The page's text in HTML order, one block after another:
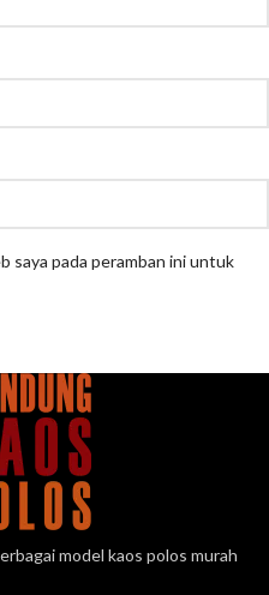
saya pada peramban ini untuk
model kaos polos murah